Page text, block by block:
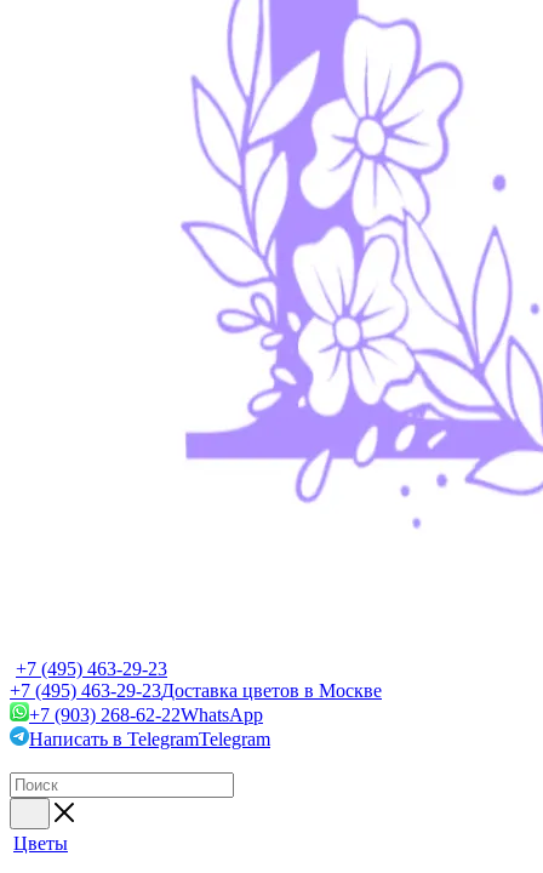
+7 (495) 463-29-23
+7 (495) 463-29-23Доставка цветов в Москве
+7 (903) 268-62-22WhatsApp
Написать в TelegramTelegram
Цветы